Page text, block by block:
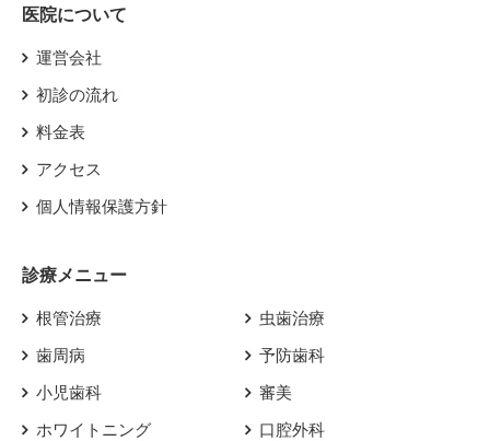
医院について
運営会社
初診の流れ
料金表
アクセス
個人情報保護方針
診療メニュー
根管治療 虫歯治療
歯周病 予防歯科
小児歯科 審美
ホワイトニング 口腔外科